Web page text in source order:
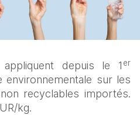
depuis le 1 er
environnementale sur les
recyclables importés.
kg.